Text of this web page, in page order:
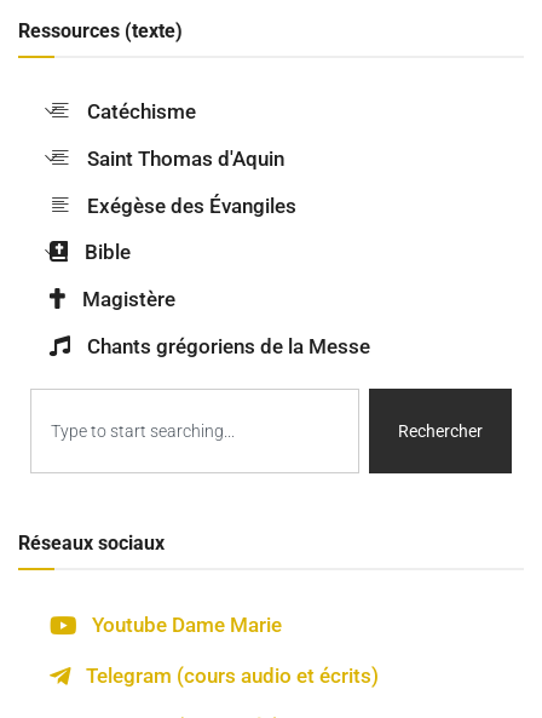
Ressources (texte)
Catéchisme
Saint Thomas d'Aquin
Exégèse des Évangiles
Bible
Magistère
Chants grégoriens de la Messe
Rechercher
Réseaux sociaux
Youtube Dame Marie
Telegram (cours audio et écrits)